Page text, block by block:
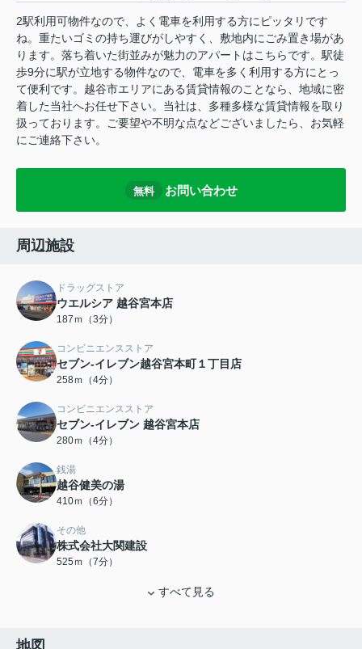
2駅利用可物件なので、よく電車を利用する方にピッタリです
ね。重たいゴミの持ち運びがしやすく、敷地内にごみ置き場があ
ります。落ち着いた街並みが魅力のアパートはこちらです。駅徒
歩9分に駅が立地する物件なので、電車を多く利用する方にとっ
て便利です。越谷市エリアにある賃貸情報のことなら、地域に密
着した当社へお任せ下さい。当社は、多種多様な賃貸情報を取り
扱っております。ご要望や不明な点などございましたら、お気軽
にご連絡下さい。
無料 お問い合わせ
周辺施設
ドラッグストア
ウエルシア 越谷宮本店
187ｍ（3分）
コンビニエンスストア
セブン-イレブン越谷宮本町１丁目店
258ｍ（4分）
コンビニエンスストア
セブン‐イレブン 越谷宮本店
280ｍ（4分）
銭湯
越谷健美の湯
410ｍ（6分）
その他
株式会社大関建設
525ｍ（7分）
すべて見る